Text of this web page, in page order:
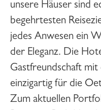
unsere Häuser sind
begehrtesten
jedes Anwesen ein
der Eleganz. Die
Gastfreundschaft
einzigartig für die
Zum aktuellen